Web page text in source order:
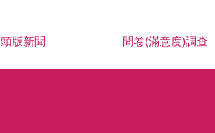
頭版新聞 問卷(滿意度)調查